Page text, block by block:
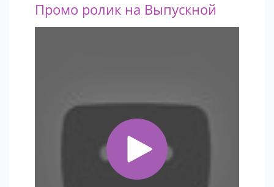
Промо ролик на Выпускной